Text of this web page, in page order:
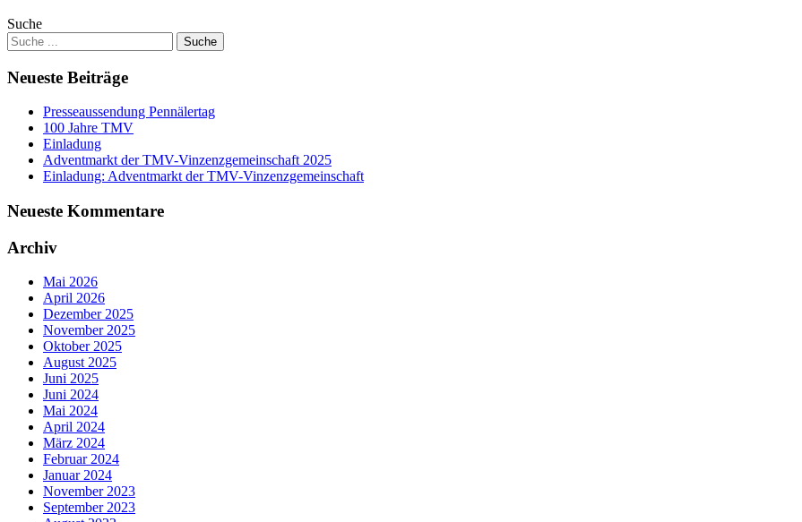
Suche
Neueste Beiträge
Presseaussendung Pennälertag
100 Jahre TMV
Einladung
Adventmarkt der TMV-Vinzenzgemeinschaft 2025
Einladung: Adventmarkt der TMV-Vinzenzgemeinschaft
Neueste Kommentare
Archiv
Mai 2026
April 2026
Dezember 2025
November 2025
Oktober 2025
August 2025
Juni 2025
Juni 2024
Mai 2024
April 2024
März 2024
Februar 2024
Januar 2024
November 2023
September 2023